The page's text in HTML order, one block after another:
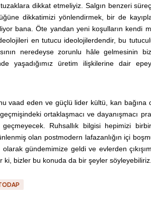
dikkat etmeliyiz. Salgın benzeri
dikkatimizi yönlendirmek, bir de
bana. Öte yandan yeni koşulların kendi
en tutucu ideolojilerdendir, bu
neredeyse zorunlu hâle gelmesinin
yaşadığımız üretim ilişkilerine dair
vaad eden ve güçlü lider kültü, kan bağına
ortaklaşmacı ve dayanışmacı
Ruhsallık bilgisi hepimizi
olan postmodern lafazanlığın içi
gündemimize geldi ve evlerden
ki, bizler bu konuda da bir şeyler söyleyebiliriz.